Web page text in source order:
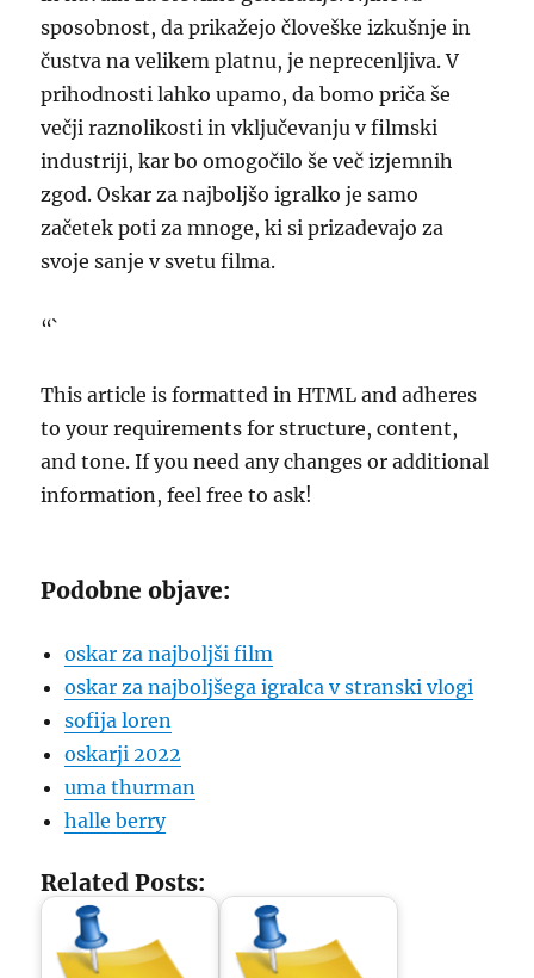
sposobnost, da prikažejo človeške izkušnje in
čustva na velikem platnu, je neprecenljiva. V
prihodnosti lahko upamo, da bomo priča še
večji raznolikosti in vključevanju v filmski
industriji, kar bo omogočilo še več izjemnih
zgod. Oskar za najboljšo igralko je samo
začetek poti za mnoge, ki si prizadevajo za
svoje sanje v svetu filma.
“`
This article is formatted in HTML and adheres
to your requirements for structure, content,
and tone. If you need any changes or additional
information, feel free to ask!
Podobne objave:
oskar za najboljši film
oskar za najboljšega igralca v stranski vlogi
sofija loren
oskarji 2022
uma thurman
halle berry
Related Posts: